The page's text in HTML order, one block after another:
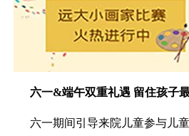
六一&端午双重礼遇 留住孩子
六一期间引导来院儿童参与儿童